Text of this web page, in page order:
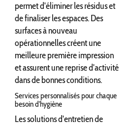
permet d'éliminer les résidus et
de finaliser les espaces. Des
surfaces à nouveau
opérationnelles créent une
meilleure première impression
et assurent une reprise d'activité
dans de bonnes conditions.
Services personnalisés pour chaque
besoin d'hygiène
Les solutions d'entretien de